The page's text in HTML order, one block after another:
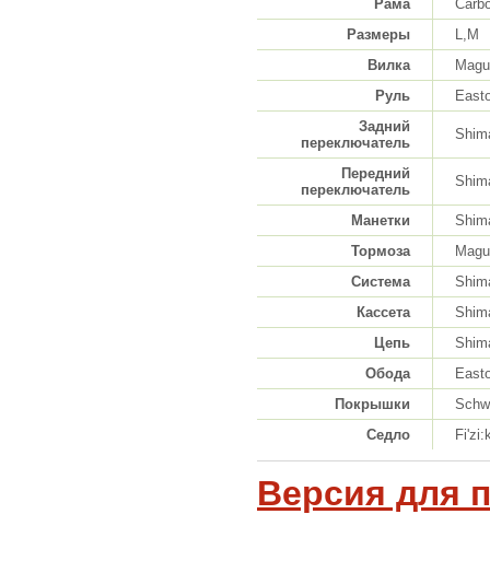
Рама
Размеры
L,M
Вилка
Руль
Задний
переключатель
Передний
переключатель
Манетки
Тормоза
Система
Кассета
Цепь
Обода
Покрышки
Седло
Версия для